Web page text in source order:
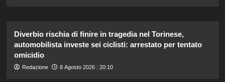
Diverbio rischia di finire in tragedia nel Torinese,
automobilista investe sei ciclisti: arrestato per tentato
omicidio
Redazione 8 Agosto 2026 : 20:10